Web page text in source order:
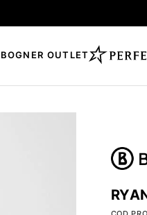
BOGNER OUTLET